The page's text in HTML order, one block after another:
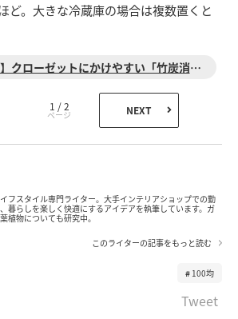
ど。大きな冷蔵庫の場合は複数置くと
クローゼットにかけやすい「竹炭消臭除湿バッグ」
1 / 2 NEXT
フスタイル専門ライター。大手インテリアショップでの勤
暮らしを楽しく快適にするアイデアを執筆しています。ガ
植物についても研究中。
このライターの記事をもっと読む
100均
Tweet